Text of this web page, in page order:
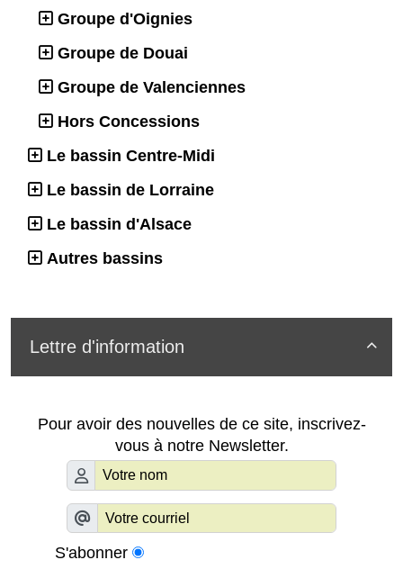
Groupe d'Oignies
Groupe de Douai
Groupe de Valenciennes
Hors Concessions
Le bassin Centre-Midi
Le bassin de Lorraine
Le bassin d'Alsace
Autres bassins

Lettre d'information
Pour avoir des nouvelles de ce site, inscrivez-
vous à notre Newsletter.
S'abonner